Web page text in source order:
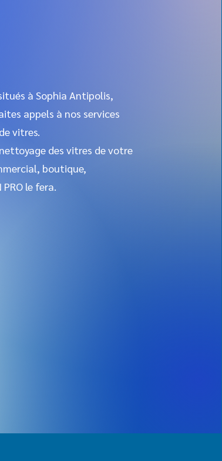
à Sophia Antipolis,
appels à nos services
vitres.
des vitres de votre
boutique,
PROle fera.